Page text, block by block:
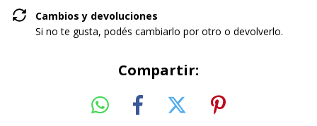
Cambios y devoluciones
Si no te gusta, podés cambiarlo por otro o devolverlo.
Compartir: